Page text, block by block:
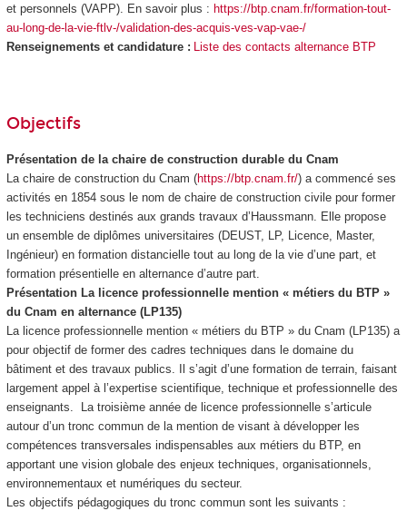
et personnels (VAPP). En savoir plus : https://btp.cnam.fr/formation-tout-
au-long-de-la-vie-ftlv-/validation-des-acquis-ves-vap-vae-/
Renseignements et candidature :
Liste des contacts alternance BTP
Objectifs
Présentation de la chaire de construction durable du Cnam
La chaire de construction du Cnam (https://btp.cnam.fr/) a commencé ses
activités en 1854 sous le nom de chaire de construction civile pour former
les techniciens destinés aux grands travaux d’Haussmann. Elle propose
un ensemble de diplômes universitaires (DEUST, LP, Licence, Master,
Ingénieur) en formation distancielle tout au long de la vie d’une part, et
formation présentielle en alternanced’autre part.
Présentation La licence professionnelle mention « métiers du BTP »
du Cnam en alternance(LP135)
La licence professionnelle mention « métiers du BTP » du Cnam (LP135) a
pour objectif de former des cadres techniques dans le domaine du
bâtiment et des travaux publics. Il s’agit d’une formation de terrain, faisant
largement appel à l’expertise scientifique, technique et professionnelle des
enseignants. La troisième année de licence professionnelle s’articule
autour d’un tronc commun de la mention de visant à développer les
compétences transversales indispensables aux métiers du BTP, en
apportant une vision globale des enjeux techniques, organisationnels,
environnementaux et numériques du secteur.
Les objectifs pédagogiques du tronc commun sont les suivants :